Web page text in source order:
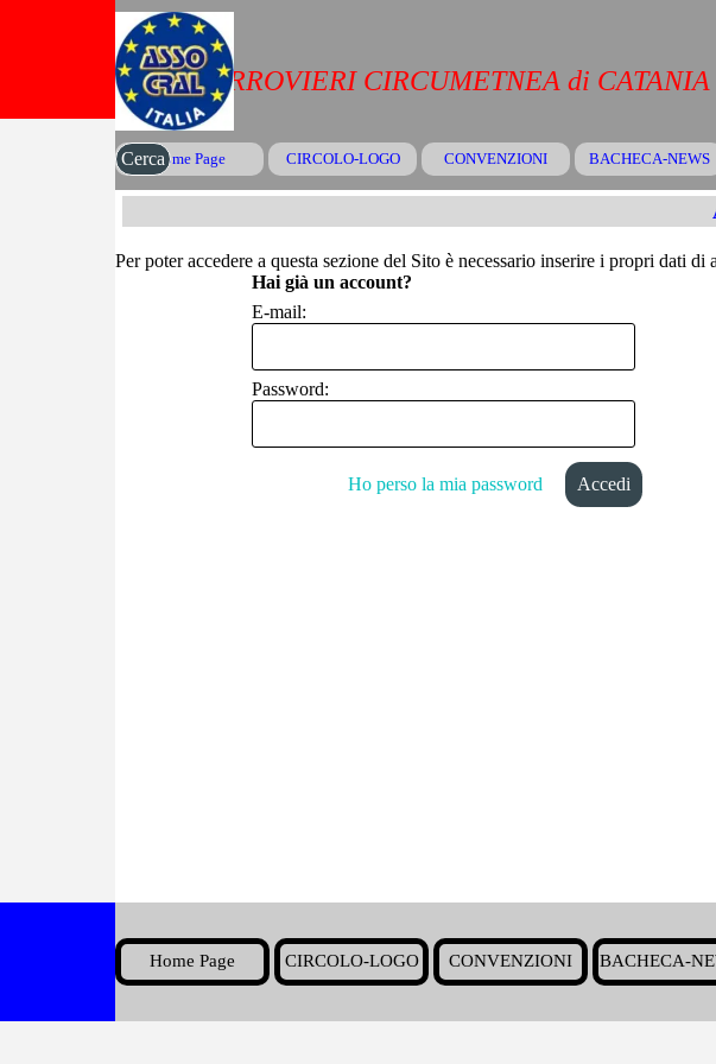
Vai ai contenuti
Salta menù
Home Page CIRCOLO-LOGO ▼
CONVENZIONI ▼
BACHECA-NEWS
CRAL FERROVIERI CIRCUMETNEA di CATANIA
Cerca
Per poter accedere a questa sezione del Sito è necessario inserire i propri dati di
Hai già un account?
E-mail:
Password:
Ho perso la mia password
Salta
Home Page CIRCOLO-LOGO ▼
CONVENZIONI ▼
BACHECA-